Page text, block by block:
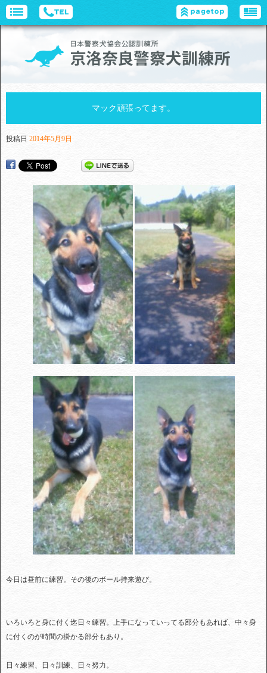
マック頑張ってます。
投稿日 2014年5月9日
今日は昼前に練習。その後のボール持来遊び。
いろいろと身に付く迄日々練習。上手になっていってる部分もあれば、中々身
に付くのが時間の掛かる部分もあり。
日々練習、日々訓練、日々努力。